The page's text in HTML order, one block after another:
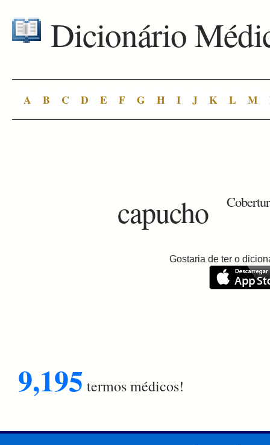
Dicionário
A B C D E F G H I J K L M
capucho
Gostaria de ter o
9,195 termos médicos!